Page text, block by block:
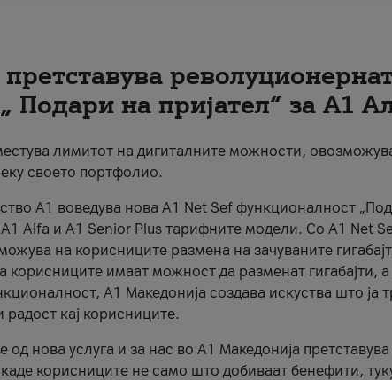
Подари на пријател“ за А1
лимитот на дигиталните можности,
своето портфолио.
А1 воведува нова A1 Net Sef функционалност
Alfa и A1 Senior Plus тарифните модели. Со A1 Net
на корисниците размена на зачуваните
корисниците имаат можност да разменат гигабајти, а
А1 Македонија создава искуства што ја
радост кај корисниците.
од нова услуга и за нас во А1 Македонија
корисниците не само што добиваат бенефити,